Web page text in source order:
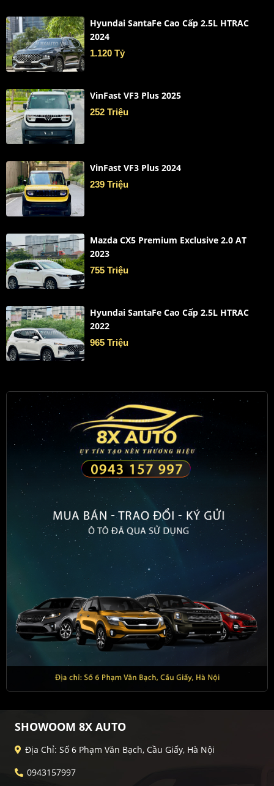
Hyundai SantaFe Cao Cấp 2.5L HTRAC
2024
1.120 Tỷ
VinFast VF3 Plus 2025
252 Triệu
VinFast VF3 Plus 2024
239 Triệu
Mazda CX5 Premium Exclusive 2.0 AT
2023
755 Triệu
Hyundai SantaFe Cao Cấp 2.5L HTRAC
2022
965 Triệu
SHOWOOM 8X AUTO
Địa Chỉ: Số 6 Phạm Văn Bạch, Cầu Giấy, Hà Nội
0943157997